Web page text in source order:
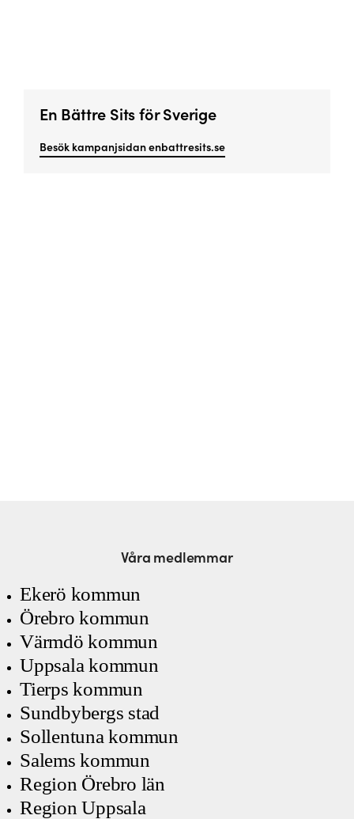
En Bättre Sits för Sverige
Besök kampanjsidan enbattresits.se
Våra medlemmar
Ekerö kommun
Örebro kommun
Värmdö kommun
Uppsala kommun
Tierps kommun
Sundbybergs stad
Sollentuna kommun
Salems kommun
Region Örebro län
Region Uppsala